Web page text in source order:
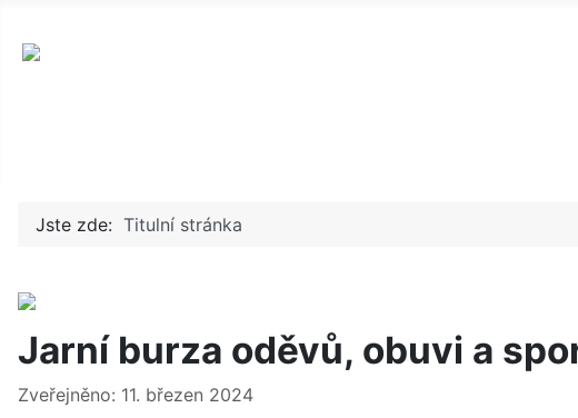
Jste zde: Titulní stránka
Jarní burza oděvů, obuvi a
Základní údaje
Zveřejněno: 11. březen 2024